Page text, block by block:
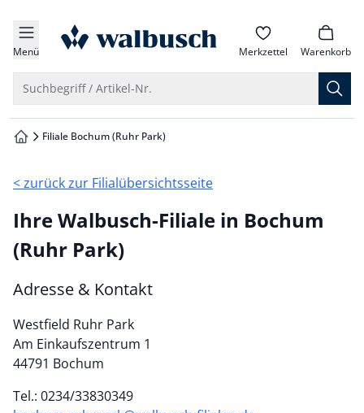
springen
springen
springen
springen
Menü zur Startseite Merkzettel Warenkorb
Suchbegriff / Artikel-Nr.
zur Startseite
Filiale Bochum (Ruhr Park)
< zurück zur Filialübersichtsseite
Ihre Walbusch-Filiale in Bochum
(Ruhr Park)
Adresse & Kontakt
Westfield Ruhr Park
Am Einkaufszentrum 1
44791 Bochum
Tel.: 0234/33830349